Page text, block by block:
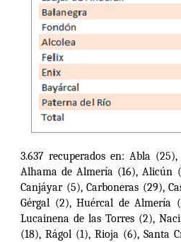
3.637 recuperados en: Abla
Alhama de Almería (16), Alicún
Canjáyar (5), Carboneras (29),
Gérgal (2), Huércal de
Lucainena de las Torres (2),
(18), Rágol (1), Rioja (6), Santa